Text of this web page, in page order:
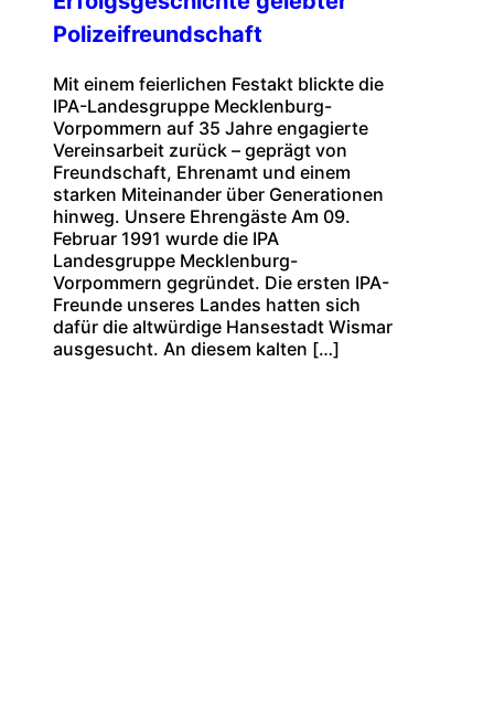
Polizeifreundschaft
Mit einem feierlichen Festakt blickte die
IPA-Landesgruppe Mecklenburg-
Vorpommern auf 35 Jahre engagierte
Vereinsarbeit zurück – geprägt von
Freundschaft, Ehrenamt und einem
starken Miteinander über Generationen
hinweg. Unsere Ehrengäste Am 09.
Februar 1991 wurde die IPA
Landesgruppe Mecklenburg-
Vorpommern gegründet. Die ersten IPA-
Freunde unseres Landes hatten sich
dafür die altwürdige Hansestadt Wismar
ausgesucht. An diesem kalten […]